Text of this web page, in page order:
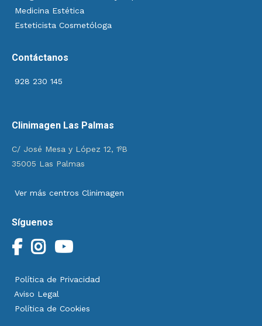
Medicina Estética
Esteticista Cosmetóloga
Contáctanos
928 230 145
Clinimagen Las Palmas
C/ José Mesa y López 12, 1ºB
35005 Las Palmas
Ver más centros Clinimagen
Síguenos
Política de Privacidad
Aviso Legal
Política de Cookies